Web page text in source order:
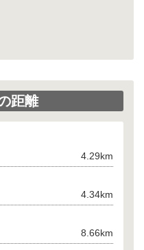
距離
4.29km
4.34km
8.66km